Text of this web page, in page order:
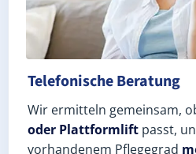
Telefonische Beratung
Wir ermitteln gemeinsam,
oder Plattformlift passt,
vorhandenem Pflegegrad